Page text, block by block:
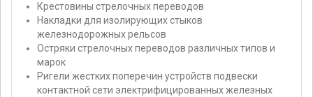
Крестовины стрелочных переводов
Накладки для изолирующих стыков
железнодорожных рельсов
Остряки стрелочных переводов различных типов и
марок
Ригели жестких поперечин устройств подвески
контактной сети электрифицированных железных